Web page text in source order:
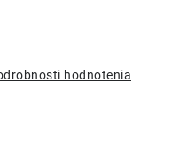
hodnotenia